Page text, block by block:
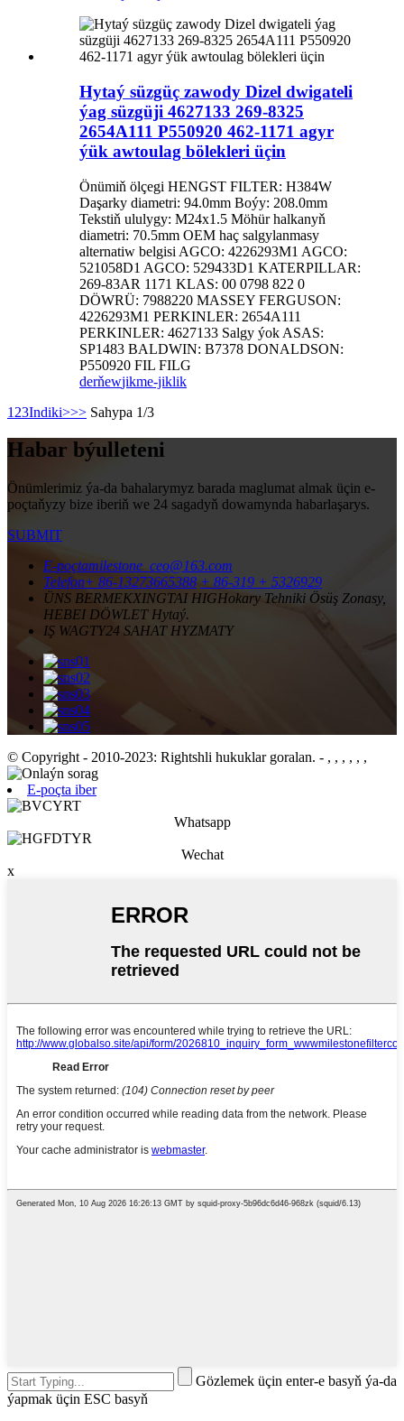
Hytaý süzgüç zawody Dizel dwigateli
ýag süzgüji 4627133 269-8325
2654A111 P550920 462-1171 agyr
ýük awtoulag bölekleri üçin
Önümiň ölçegi HENGST FILTER: H384W
Daşarky diametri: 94.0mm Boýy: 208.0mm
Tekstiň ululygy: M24x1.5 Möhür halkanyň
diametri: 70.5mm OEM haç salgylanmasy
alternatiw belgisi AGCO: 4226293M1 AGCO:
521058D1 AGCO: 529433D1 KATERPILLAR:
269-83AR 1171 KLAS: 00 0798 822 0
DÖWRÜ: 7988220 MASSEY FERGUSON:
4226293M1 PERKINLER: 2654A111
PERKINLER: 4627133 Salgy ýok ASAS:
SP1483 BALDWIN: B7378 DONALDSON:
P550920 FIL FILG
derňewjikme-jiklik
1 23Indiki>>> Sahypa 1/3
Habar býulleteni
Önümlerimiz ýa-da bahalarymyz barada maglumat almak üçin e-
poçtaňyzy bize iberiň we 24 sagadyň dowamynda habarlaşarys.
SUBMIT
E-poçtamilestone_ceo@163.com
Telefon+ 86-13273665388 + 86-319 + 5326929
ÜNS BERMEKXINGTAI HIGHokary Tehniki Ösüş Zonasy,
HEBEI DÖWLET Hytaý.
IŞ WAGTY24 SAHAT HYZMATY
© Copyright - 2010-2023: Rightshli hukuklar goralan. - , , , , , ,
E-poçta iber
Whatsapp
Wechat
x
Gözlemek üçin enter-e basyň ýa-da
ýapmak üçin ESC basyň